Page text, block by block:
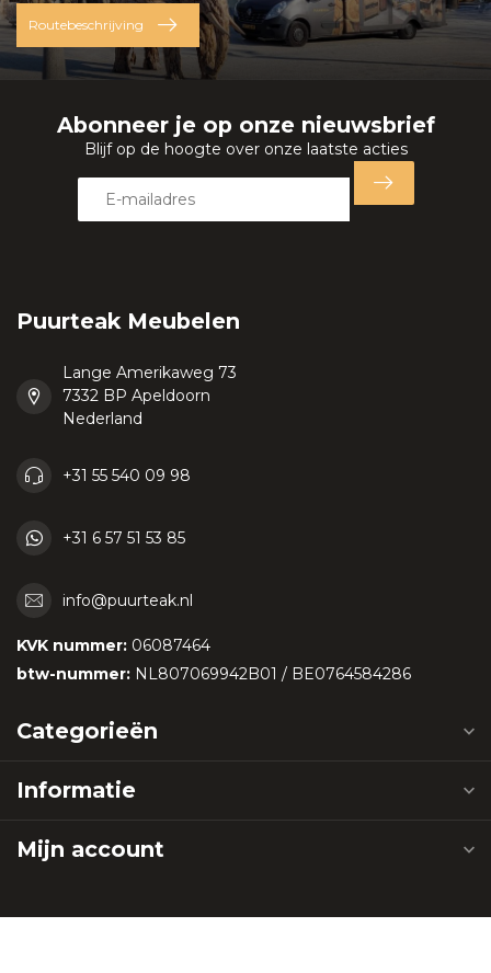
Routebeschrijving
Abonneer je op onze nieuwsbrief
Blijf op de hoogte over onze laatste acties
Puurteak Meubelen
Lange Amerikaweg 73
7332 BP Apeldoorn
Nederland
+31 55 540 09 98
+31 6 57 51 53 85
info@puurteak.nl
KVK nummer: 06087464
btw-nummer: NL807069942B01 / BE0764584286
Categorieën
Informatie
Mijn account